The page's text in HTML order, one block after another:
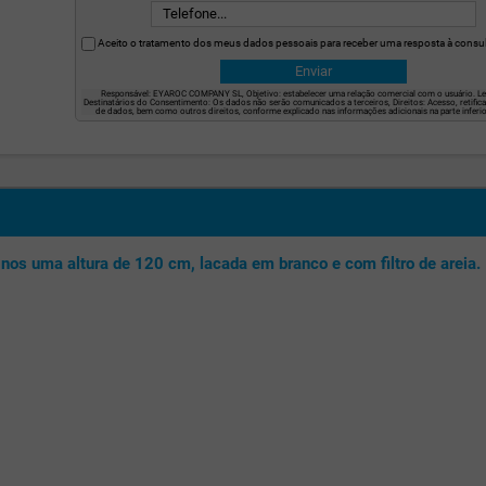
Aceito o tratamento dos meus dados pessoais para receber uma resposta à
Responsável: EYAROC COMPANY SL, Objetivo: estabelecer uma relação comercial com o usuário.
Destinatários do Consentimento: Os dados não serão comunicados a terceiros, Direitos: Acesso,
de dados, bem como outros direitos, conforme explicado nas informações adicionais na parte
uma altura de 120 cm, lacada em branco e com filtro de areia.